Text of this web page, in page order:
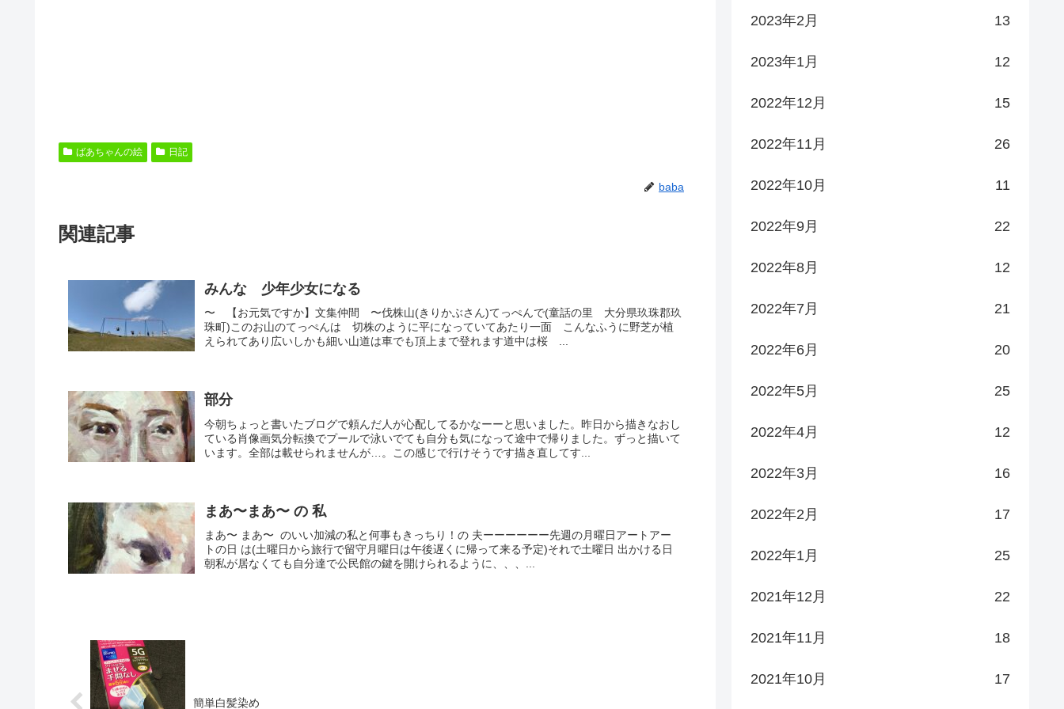
ばあちゃんの絵 日記
baba
関連記事
みんな 少年少女になる
〜 【お元気ですか】文集仲間 〜伐株山(きりかぶさん)てっぺんで(童話の里 大分県玖珠郡玖
珠町)このお山のてっぺんは 切株のように平になっていてあたり一面 こんなふうに野芝が植
えられてあり広いしかも細い山道は車でも頂上まで登れます道中は桜 ...
部分
今朝ちょっと書いたブログで頼んだ人が心配してるかなーーと思いました。昨日から描きなおし
ている肖像画気分転換でプールで泳いでても自分も気になって途中で帰りました。ずっと描いて
います。全部は載せられませんが…。この感じで行けそうです描き直してす...
まあ〜まあ〜 の 私
まあ〜 まあ〜 のいい加減の私と何事もきっちり！の 夫ーーーーーー先週の月曜日アートアー
トの日 は(土曜日から旅行で留守月曜日は午後遅くに帰って来る予定)それで土曜日 出かける日
朝私が居なくても自分達で公民館の鍵を開けられるように、、、...
簡単白髪染め
2023年2月 13
2023年1月 12
2022年12月 15
2022年11月 26
2022年10月 11
2022年9月 22
2022年8月 12
2022年7月 21
2022年6月 20
2022年5月 25
2022年4月 12
2022年3月 16
2022年2月 17
2022年1月 25
2021年12月 22
2021年11月 18
2021年10月 17